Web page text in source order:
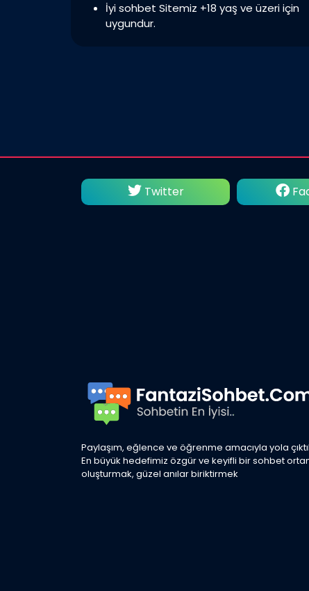
İyi sohbet Sitemiz +18 yaş ve üzeri için
uygundur.
Twitter
Paylaşım, eğlence ve öğrenme amacıyla yola
En büyük hedefimiz özgür ve keyifli bir sohbet
oluşturmak, güzel anılar biriktirmek